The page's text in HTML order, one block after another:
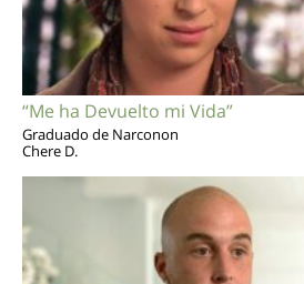
“Me ha Devuelto mi Vida”
Graduado de Narconon
Chere D.